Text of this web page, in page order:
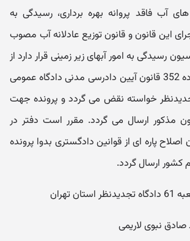
آب فاقد پروانه بهره برداری، رسیدگی به
این قانون و قانون توزیع عادلانه آب مصوب
رسیدگی به امور آبهای زیر زمینی قرار دارد از
این رو به استناد ماده 352 قانون آیین دادرسی مدنی دادگاه عمومی
خواسته نقض می گردد و پرونده جهت
مذکور ارسال می گردد. مقرر است دفتر در
16 قانون اصلاح پاره ای از قوانین دادگستری بدوا پرونده
کشور ارسال گردد.
تهران
نبوی لاریمی